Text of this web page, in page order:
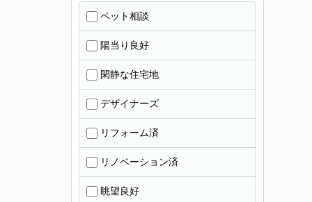
ペット相談
陽当り良好
閑静な住宅地
デザイナーズ
リフォーム済
リノベーション済
眺望良好